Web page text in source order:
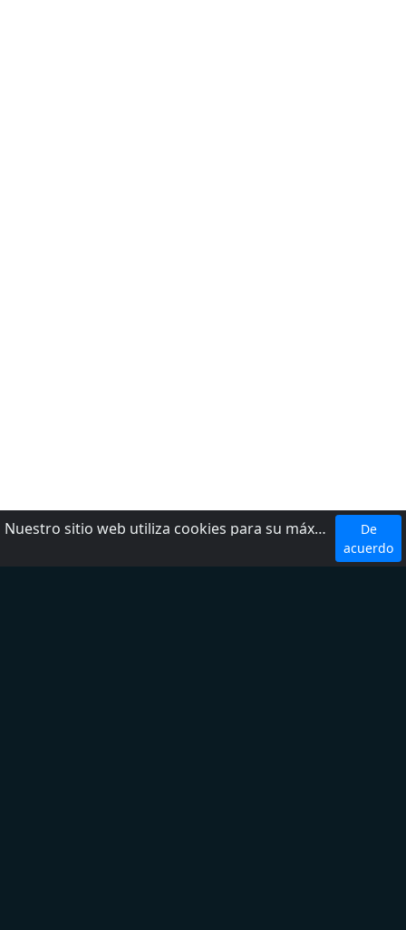
Nuestro sitio web utiliza cookies para su máxima comodidad. Al utilizar el sitio web, usted acepta el uso de cookies.
De
acuerdo